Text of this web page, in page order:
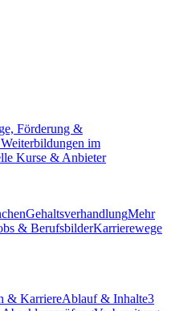
Förderung &
im
Kurse & Anbieter
GehaltsverhandlungMehr
& BerufsbilderKarrierewege
& KarriereAblauf & Inhalte3